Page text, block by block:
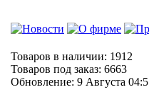
Товаров в наличии: 1912
Товаров под заказ: 6663
Обновление: 9 Августа